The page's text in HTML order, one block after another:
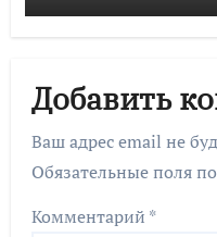
Добавить
Ваш адрес email не
Обязательные поля
Комментарий *